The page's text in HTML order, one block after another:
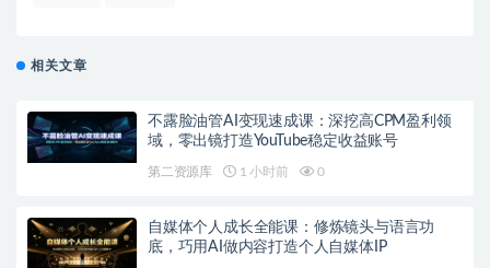
相关文章
不露脸油管AI变现速成课：深挖高CPM盈利领
域，零出镜打造YouTube稳定收益账号
第二资源库 1 小时前 0
自媒体个人成长全能课：修炼镜头与语言功
底，巧用AI做内容打造个人自媒体IP